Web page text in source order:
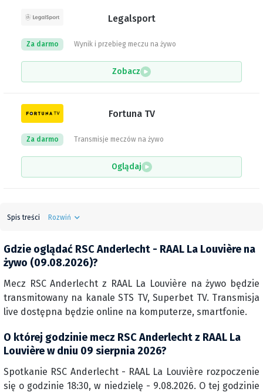
Legalsport
Wynik i przebieg meczu na żywo
Za darmo
Zobacz
Fortuna TV
Transmisje meczów na żywo
Za darmo
Oglądaj
Spis treści Rozwiń
Gdzie oglądać RSC Anderlecht - RAAL La Louvière na
żywo (09.08.2026)?
Mecz RSC Anderlecht z RAAL La Louvière na żywo będzie
transmitowany na kanale STS TV, Superbet TV. Transmisja
live dostępna będzie online na komputerze, smartfonie.
O której godzinie mecz RSC Anderlecht z RAAL La
Louvière w dniu 09 sierpnia 2026?
Spotkanie RSC Anderlecht - RAAL La Louvière rozpoczenie
się o godzinie 18:30, w niedzielę - 9.08.2026. O tej godzinie